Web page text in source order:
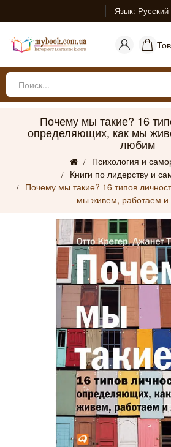
Язык Русский
Почему мы такие? 16
определяющих, как мы
любим
Психология и
Книги по лидерству и
Почему мы такие? 16 типов
мы живем, работаем